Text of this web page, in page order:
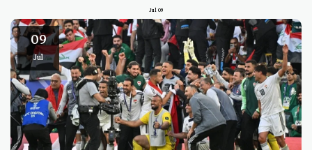
09
Jul
09
Jul